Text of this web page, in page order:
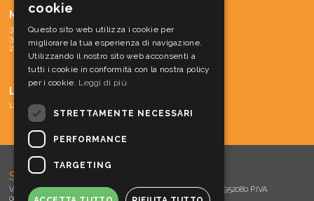
MACCHINE
31 - PARTI DI RICAMBIO E ACCESSORI
30 - MATERIALE CONS. MACCH.
29 - MACCHINE
LINEA CORTESIA
12 - LINEA CORTESIA
SOVLA s.r.l.
Via Meucci, 15 - 30016 Jesolo (VE) Tel. 0421 952060 - Fax 0421 952080 P.IVA
00360610273 - E-mail:info@sovla.com- Privacy / Cookies you fb lkn
cookie
Questo sito web utilizza i cookie per
migliorare la tua esperienza di navigazione.
Utilizzando il nostro sito web acconsenti a
tutti i cookie in conformità con la nostra policy
per i cookie. Leggi di più
STRETTAMENTE NECESSARI
PERFORMANCE
TARGETING